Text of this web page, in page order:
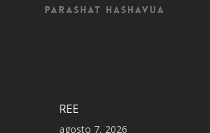
Parashat Hashavua
REE
agosto 7, 2026